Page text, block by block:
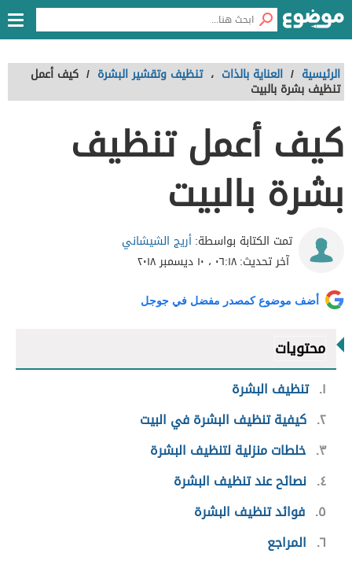
الرئيسية / العناية بالذات ، تنظيف وتقشير البشرة / كيف أعمل
تنظيف بشرة بالبيت
كيف أعمل تنظيف
بشرة بالبيت
تمت الكتابة بواسطة:أريج الشيشاني
آخر تحديث:٠٦:١٨ ، ١٠ ديسمبر ٢٠١٨
أضف موضوع كمصدر مفضل في جوجل
محتويات
١ تنظيف البشرة
٢ كيفية تنظيف البشرة في البيت
٣ خلطات منزلية لتنظيف البشرة
٤ نصائح عند تنظيف البشرة
٥ فوائد تنظيف البشرة
٦ المراجع